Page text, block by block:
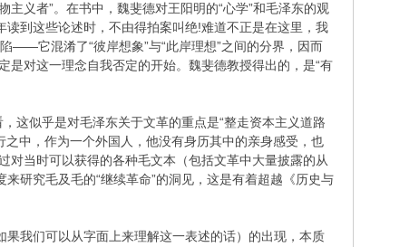
义者”。在书中，魏斐德对王阳明的“心学”和毛泽东的观
读到这些论述时，不由得拍案叫绝!难道不正是在这里，我
——它混淆了“彼岸想象”与“此岸理想”之间的分界，因而
是对这一理念自我否定的开始。魏斐德教授得出的，是“有
这似乎是对毛泽东关于文革的重点是“整走资本主义道路
中，作为一个外国人，他没有身历其中的亲身感受，也
对当时可以获得的各种毛文本（包括文革中大量披露的从
研究毛及毛的“继续革命”的洞见，这是有着超越《历史与
果我们可以从字面上来理解这一表述的话）的出现，本质